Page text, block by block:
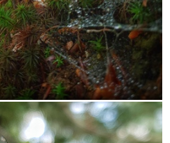
zajatí koňe pohyb
pamiatky slnko autá
jaštery ovocie práca
panorama plazy staré
Cintorin fikcia